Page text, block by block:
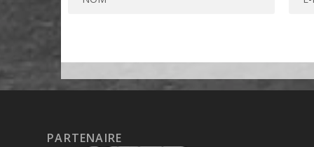
PARTENAIRE